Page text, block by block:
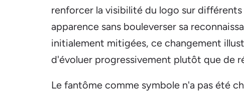
renforcer la visibilité du logo sur
apparence sans bouleverser sa
initialement mitigées, ce changement
d'évoluer progressivement plutôt que de
Le fantôme comme symbole n'a pas été